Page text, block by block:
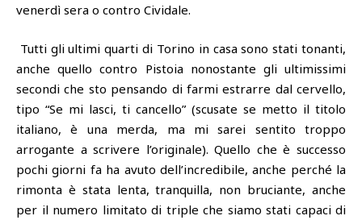
venerdì sera o contro Cividale.
Tutti gli ultimi quarti di Torino in casa sono stati tonanti,
anche quello contro Pistoia nonostante gli ultimissimi
secondi che sto pensando di farmi estrarre dal cervello,
tipo “Se mi lasci, ti cancello” (scusate se metto il titolo
italiano, è una merda, ma mi sarei sentito troppo
arrogante a scrivere l’originale). Quello che è successo
pochi giorni fa ha avuto dell’incredibile, anche perché la
rimonta è stata lenta, tranquilla, non bruciante, anche
per il numero limitato di triple che siamo stati capaci di